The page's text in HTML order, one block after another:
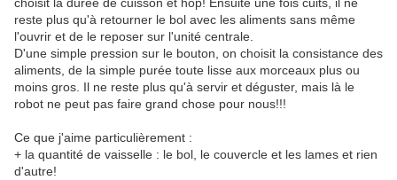
reste plus qu'à retourner le bol avec les aliments sans même
l'ouvrir et de le reposer sur l'unité centrale.
D'une simple pression sur le bouton, on choisit la consistance des
aliments, de la simple purée toute lisse aux morceaux plus ou
moins gros. Il ne reste plus qu'à servir et déguster, mais là le
robot ne peut pas faire grand chose pour nous!!!
Ce que j'aime particulièrement :
+ la quantité de vaisselle : le bol, le couvercle et les lames et rien
d'autre!